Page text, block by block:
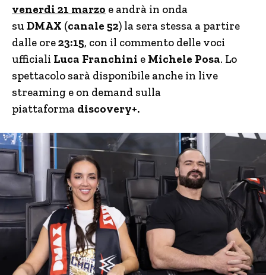
venerdi 21 marzo e andrà in onda
su DMAX (canale 52) la sera stessa a partire
dalle ore23:15, con il commento delle voci
ufficiali Luca Franchini e Michele Posa. Lo
spettacolo sarà disponibile anche in live
streaming e on demand sulla
piattaforma discovery+.